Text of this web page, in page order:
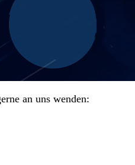
an uns wenden: